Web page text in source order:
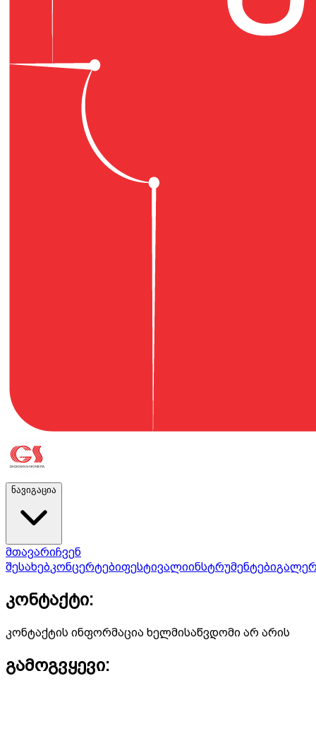
ნავიგაცია
მთავარიჩვენ
შესახებკონცერტებიფესტივალიინსტრუმენტები
კონტაქტი:
კონტაქტის ინფორმაცია ხელმისაწვდომი არ არის
გამოგვყევი: